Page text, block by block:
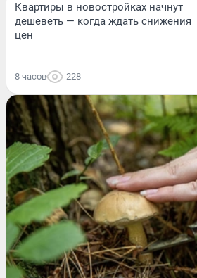
Квартиры в новостройках начнут
дешеветь — когда ждать снижения
цен
8 часов 228